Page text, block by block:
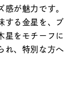
感が魅力です。
する金星を、ブ
星をモチーフに
れ、特別な方へ